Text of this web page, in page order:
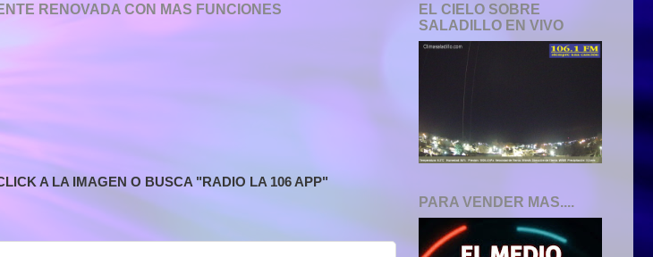
RENOVADA CON MAS FUNCIONES
A LA IMAGEN O BUSCA "RADIO LA 106 APP"
EL CIELO SOBRE
SALADILLO EN VIVO
PARA VENDER MAS....